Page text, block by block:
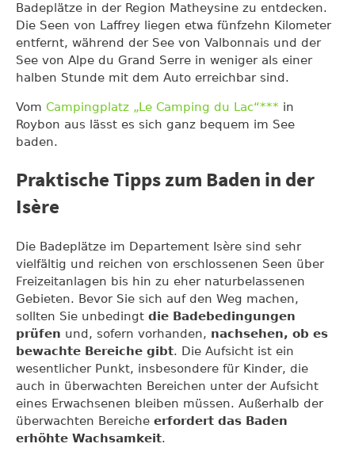
Badeplätze in der Region Matheysine zu entdecken.
Die Seen von Laffrey liegen etwa fünfzehn Kilometer
entfernt, während der See von Valbonnais und der
See von Alpe du Grand Serre in weniger als einer
halben Stunde mit dem Auto erreichbar sind.
Vom Campingplatz „Le Camping du Lac“*** in
Roybon aus lässt es sich ganz bequem im See
baden.
Praktische Tipps zum Baden in der
Isère
Die Badeplätze im Departement Isère sind sehr
vielfältig und reichen von erschlossenen Seen über
Freizeitanlagen bis hin zu eher naturbelassenen
Gebieten. Bevor Sie sich auf den Weg machen,
sollten Sie unbedingt die Badebedingungen
prüfen und, sofern vorhanden, nachsehen, ob es
bewachte Bereiche gibt. Die Aufsicht ist ein
wesentlicher Punkt, insbesondere für Kinder, die
auch in überwachten Bereichen unter der Aufsicht
eines Erwachsenen bleiben müssen. Außerhalb der
überwachten Bereiche erfordert das Baden
erhöhte Wachsamkeit.